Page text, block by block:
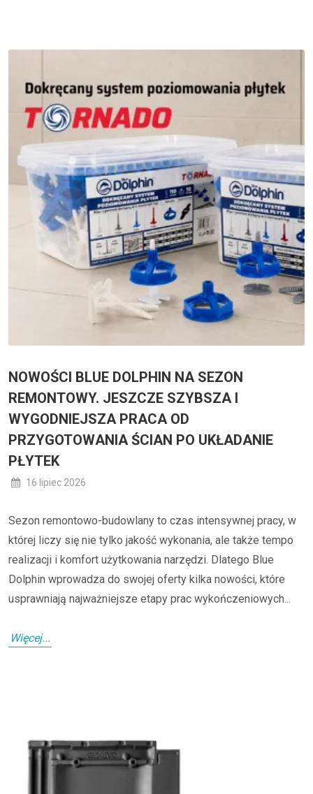
NOWOŚCI BLUE DOLPHIN NA SEZON
REMONTOWY. JESZCZE SZYBSZA I
WYGODNIEJSZA PRACA OD
PRZYGOTOWANIA ŚCIAN PO UKŁADANIE
PŁYTEK
16 lipiec 2026
Sezon remontowo-budowlany to czas intensywnej pracy, w
której liczy się nie tylko jakość wykonania, ale także tempo
realizacji i komfort użytkowania narzędzi. Dlatego Blue
Dolphin wprowadza do swojej oferty kilka nowości, które
usprawniają najważniejsze etapy prac wykończeniowych...
Więcej...